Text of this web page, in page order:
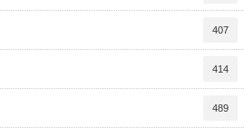
407
414
489